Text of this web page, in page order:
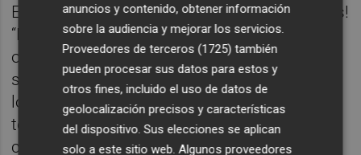
Elaine Vilar Madruga (Lava). ¡Dentro sinopsis!
“La Selva es un dios hambriento. Un ser que
otorga protección a quienes se adentran en
sus dominios, pero que exige el más alto de
los precios a cambio. Su voracidad no
termina nunca y aquellos que viven bajo su
control deben entregarle a sus hijos como
anuncios y contenido, obtener información
sobre la audiencia y mejorar los servicios.
Proveedores de terceros (1725) también
pueden procesar sus datos para estos y
otros fines, incluido el uso de datos de
geolocalización precisos y características
del dispositivo. Sus elecciones se aplican
solo a este sitio web. Algunos proveedores